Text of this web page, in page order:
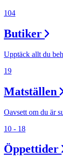
Sök
104
Butiker
Upptäck allt du
19
Matställen
Oavsett om du är
10 - 18
Öppettider